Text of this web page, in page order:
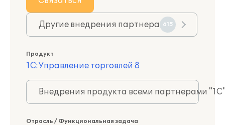
Другие внедрения партнера 615
Продукт
1С:Управление торговлей 8
Внедрения продукта всеми партнерами
Отрасль / Функциональная задача